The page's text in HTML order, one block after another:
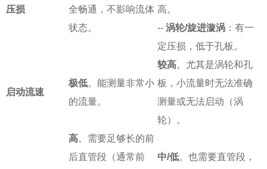
压损
全畅通，不影响流体
状态。
高。
-- 涡轮/旋进漩涡 ：有一
定压损，低于孔板。
启动流速
极低。能测量非常小
的流量。
较高。尤其是涡轮和孔
板，小流量时无法准确
测量或无法启动（涡
轮）。
高。需要足够长的前
后直管段（通常前
中/低。也需要直管段，